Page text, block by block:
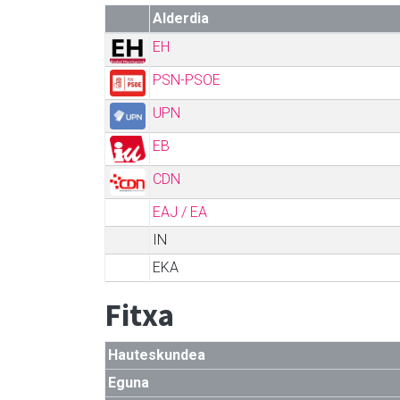
Alderdia
EH
PSN-PSOE
UPN
EB
CDN
EAJ / EA
IN
EKA
Fitxa
Hauteskundea
Eguna